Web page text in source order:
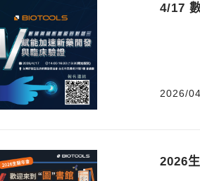
4/17
2026/
2026